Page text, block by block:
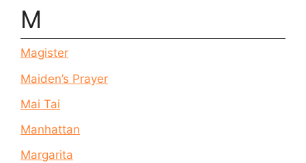
M
Magister
Maiden’s Prayer
Mai Tai
Manhattan
Margarita